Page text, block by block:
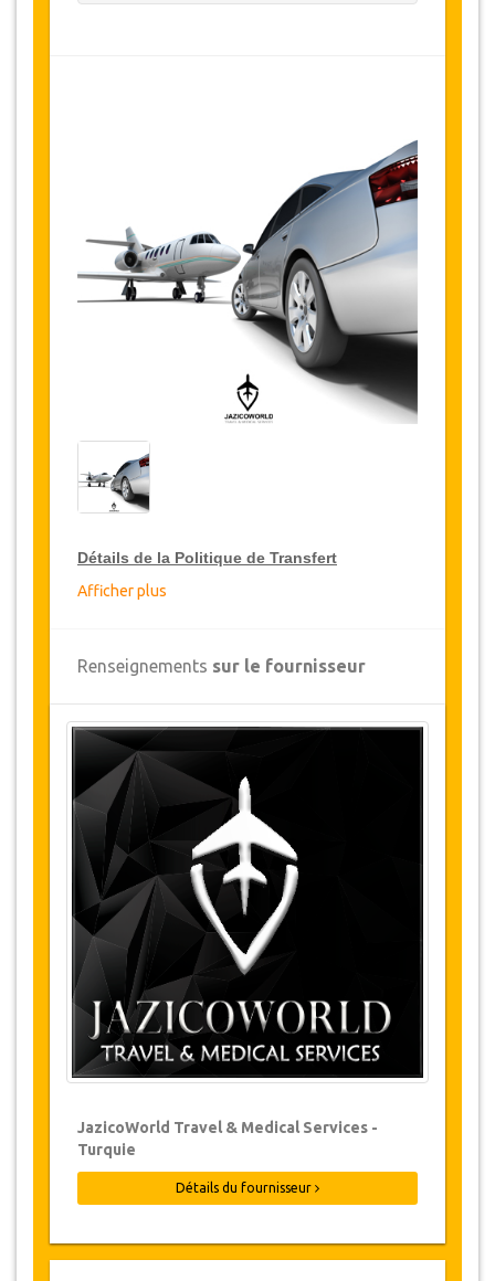
Détails de la Politique de Transfert
JazicoWorld offre pour les grands voyageurs,
15% de réduction sur les transferts
toute la Turquie et ce pendant une période de
12 mois, pour obtenir votre remise sur le
transfert, cliquez ci-dessus sur le bouton
Détails de la remise
Changements et Politique d'annulation
Les modifications de réservations peuvent
être possibles si l’avis est donné à temps.
Pour plus d'informations veuillez nous
contacter.
Pour toutes les annulations faites au
moins 24 heures à l’avance, il n‘y aura
pas de frais, même si la réservation a été
confirmée. L'annulation ne peut être faite
que par écrit en envoyant un courrier
électronique.
moins de 24 heures avant le transfert.
Dans de tels cas, les paiements sont non-
remboursables.
De temps en temps, JazicoWorld peut
Afficher plus
Renseignements sur le fournisseur
JazicoWorld Travel & Medical Services -
Turquie
Détails du fournisseur